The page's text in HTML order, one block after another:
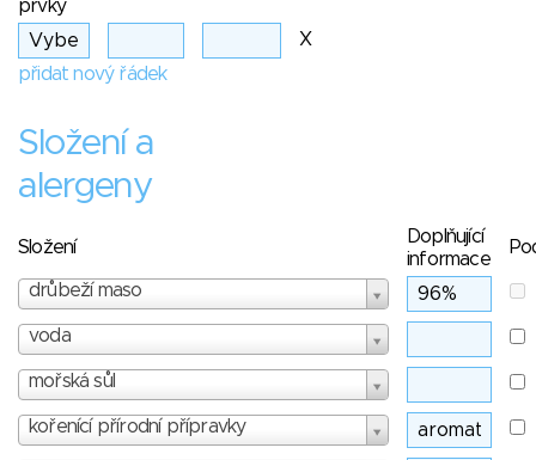
prvky
X
přidat nový řádek
Složení a
alergeny
Složení
Doplňující
informace
drůbeží maso
voda
mořská sůl
kořenící přírodní přípravky